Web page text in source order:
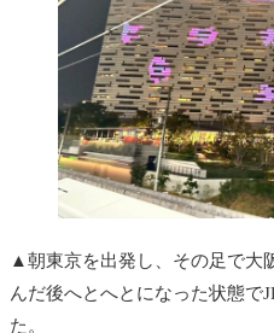
▲朝東京を出発し、その足で大
んだ後へとへとになった状態で
た。